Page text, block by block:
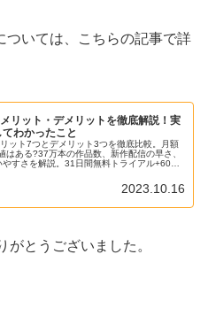
いては、こちらの記事で詳
リット・デメリットを徹底解説！実
わかったこと
ット7つとデメリット3つを徹底比較。月額
はある?37万本の作品数、新作配信の早さ、
すさを解説。31日間無料トライアル+600
2023.10.16
とうございました。